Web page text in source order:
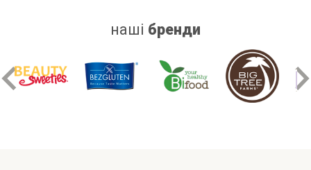
наші бренди